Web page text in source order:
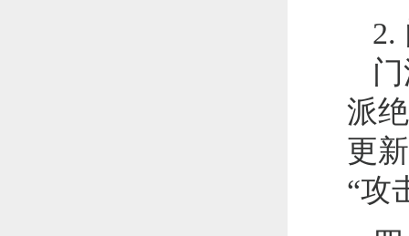
2.
派
更
“攻